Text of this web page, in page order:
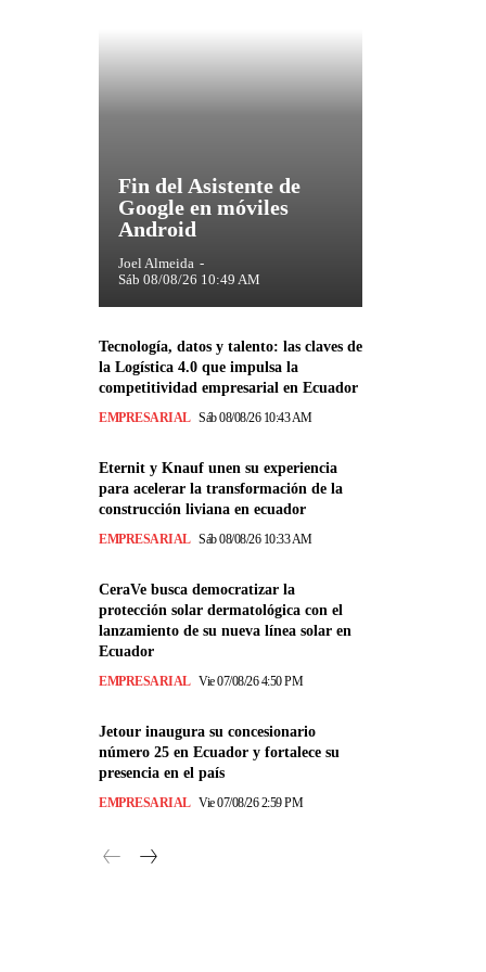
Fin del Asistente de
Google en móviles
Android
Joel Almeida -
Sáb 08/08/26 10:49 AM
Tecnología, datos y talento: las claves de
la Logística 4.0 que impulsa la
competitividad empresarial en Ecuador
EMPRESARIAL Sáb 08/08/26 10:43 AM
Eternit y Knauf unen su experiencia
para acelerar la transformación de la
construcción liviana en ecuador
EMPRESARIAL Sáb 08/08/26 10:33 AM
CeraVe busca democratizar la
protección solar dermatológica con el
lanzamiento de su nueva línea solar en
Ecuador
EMPRESARIAL Vie 07/08/26 4:50 PM
Jetour inaugura su concesionario
número 25 en Ecuador y fortalece su
presencia en el país
EMPRESARIAL Vie 07/08/26 2:59 PM